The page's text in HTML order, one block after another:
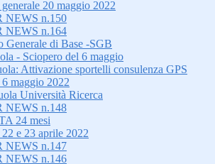
20 maggio 2022
NEWS n.150
NEWS n.164
Generale di Base -SGB
- Sciopero del 6 maggio
Attivazione sportelli consulenza GPS
maggio 2022
Università Ricerca
NEWS n.148
24 mesi
e 23 aprile 2022
NEWS n.147
NEWS n.146